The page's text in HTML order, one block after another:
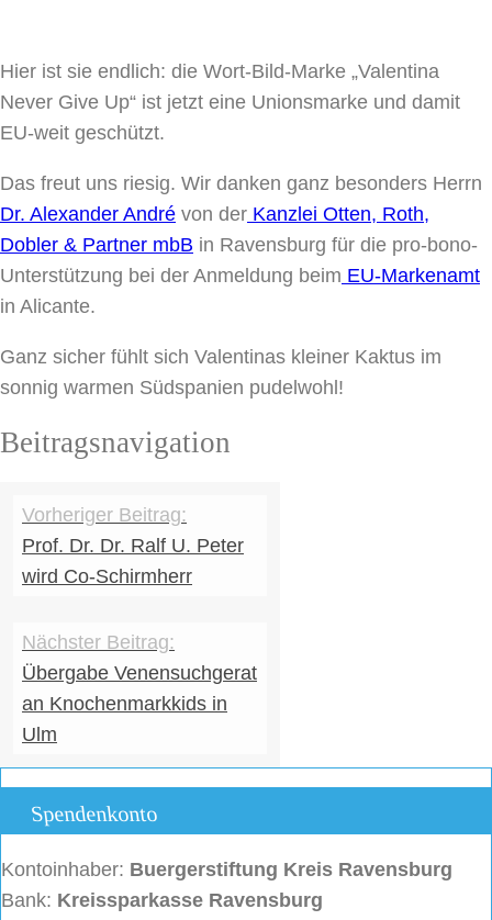
Hier ist sie endlich: die Wort-Bild-Marke „Valentina
Never Give Up“ ist jetzt eine Unionsmarke und damit
EU-weit geschützt.
Das freut uns riesig. Wir danken ganz besonders Herrn
Dr. Alexander André von der Kanzlei Otten, Roth,
Dobler & Partner mbB in Ravensburg für die pro-bono-
Unterstützung bei der Anmeldung beim EU-Markenamt
in Alicante.
Ganz sicher fühlt sich Valentinas kleiner Kaktus im
sonnig warmen Südspanien pudelwohl!
Beitragsnavigation
Prof. Dr. Dr. Ralf U. Peter
wird Co-Schirmherr
Übergabe Venensuchgerat
an Knochenmarkkids in
Ulm
Spendenkonto
Kontoinhaber: Buergerstiftung Kreis Ravensburg
Bank: Kreissparkasse Ravensburg